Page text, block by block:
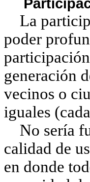
La
poder
generación
vecinos o
iguales
No sería
calidad de
en donde